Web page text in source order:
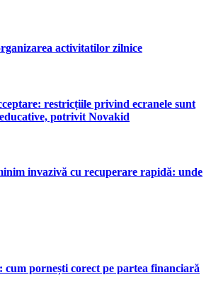
activitatilor zilnice
restricțiile privind ecranele sunt
potrivit Novakid
invazivă cu recuperare rapidă: unde
pornești corect pe partea financiară